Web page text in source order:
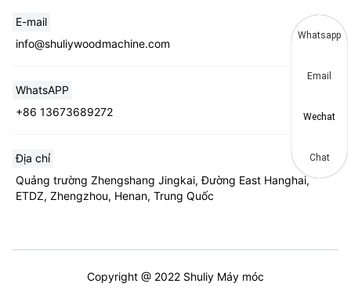
E-mail
info@shuliywoodmachine.com
WhatsAPP
+86 13673689272
Địa chỉ
Quảng trường Zhengshang Jingkai, Đường East Hanghai,
ETDZ, Zhengzhou, Henan, Trung Quốc
Copyright @ 2022 Shuliy Máy móc
Whatsapp
Email
Wechat
Chat